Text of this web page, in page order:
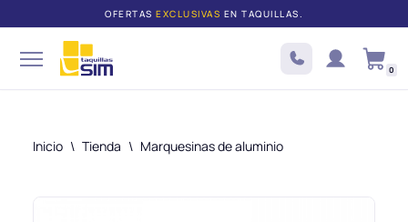
Saltar
al
OFERTAS EXCLUSIVAS EN TAQUILLAS.
0
Inicio \ Tienda \ Marquesinas de aluminio